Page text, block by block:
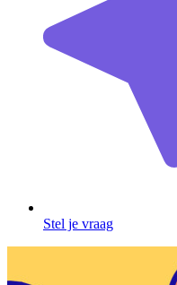
Stel je vraag